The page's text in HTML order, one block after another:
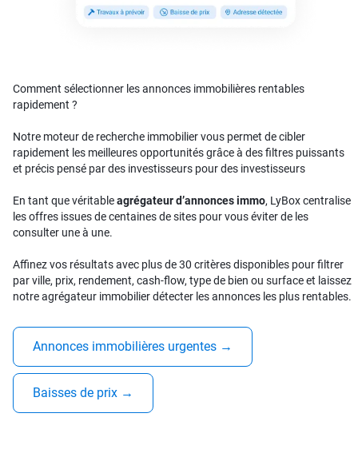
Comment sélectionner les annonces immobilières rentables
rapidement ?
Notre moteur de recherche immobilier vous permet de cibler
rapidement les meilleures opportunités grâce à des filtres puissants
et précis pensé par des investisseurs pour des investisseurs
En tant que véritableagrégateur d’annonces immo, LyBox centralise
les offres issues de centaines de sites pour vous éviter de les
consulter une à une.
Affinez vos résultats avec plus de 30 critères disponibles pour filtrer
par ville, prix, rendement, cash-flow, type de bien ou surface et laissez
notre agrégateur immobilier détecter les annonces les plus rentables.
Annonces immobilières urgentes →
Baisses de prix →